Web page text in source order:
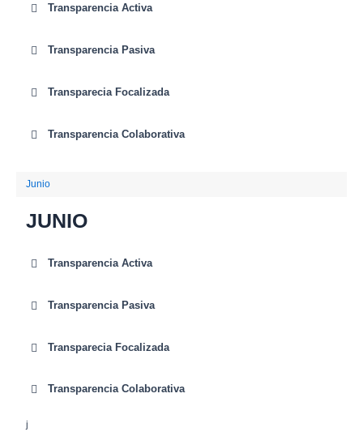
Transparencia Activa
Transparencia Pasiva
Transparecia Focalizada
Transparencia Colaborativa
Junio
JUNIO
Transparencia Activa
Transparencia Pasiva
Transparecia Focalizada
Transparencia Colaborativa
j